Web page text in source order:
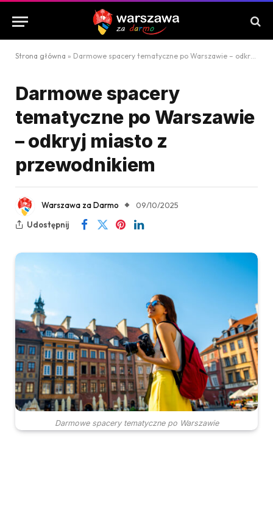
Strona główna » Darmowe spacery tematyczne po Warszawie – odkryj miasto z przewodnikiem
Darmowe spacery
tematyczne po Warszawie
– odkryj miasto z
przewodnikiem
Warszawa za Darmo
09/10/2025
Udostępnij
Darmowe spacery tematyczne po Warszawie